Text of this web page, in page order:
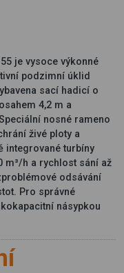
je vysoce výkonné
podzimní úklid
sací hadicí o
4,2 m a
nosné rameno
živé ploty a
integrované turbíny
m³/h a rychlost sání až
odsávání
Pro správné
násypkou